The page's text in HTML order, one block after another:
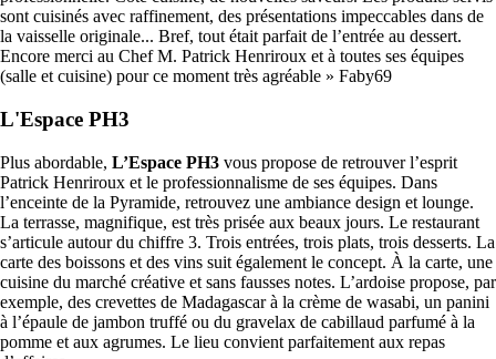
sont cuisinés avec raffinement, des présentations impeccables dans de
la vaisselle originale... Bref, tout était parfait de l’entrée au dessert.
Encore merci au Chef M. Patrick Henriroux et à toutes ses équipes
(salle et cuisine) pour ce moment très agréable » Faby69
L'Espace PH3
Plus abordable, L’Espace PH3 vous propose de retrouver l’esprit
Patrick Henriroux et le professionnalisme de ses équipes. Dans
l’enceinte de la Pyramide, retrouvez une ambiance design et lounge.
La terrasse, magnifique, est très prisée aux beaux jours. Le restaurant
s’articule autour du chiffre 3. Trois entrées, trois plats, trois desserts. La
carte des boissons et des vins suit également le concept. À la carte, une
cuisine du marché créative et sans fausses notes. L’ardoise propose, par
exemple, des crevettes de Madagascar à la crème de wasabi, un panini
à l’épaule de jambon truffé ou du gravelax de cabillaud parfumé à la
pomme et aux agrumes. Le lieu convient parfaitement aux repas